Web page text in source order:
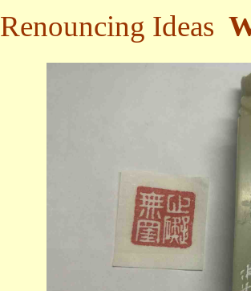
Renouncing Ideas